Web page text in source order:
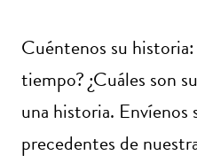
Cuéntenos su
tiempo? ¿Cuáles son
una historia.
precedentes de